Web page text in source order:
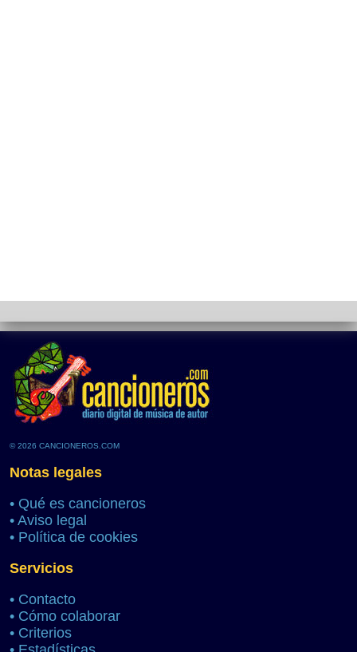
© 2026 CANCIONEROS.COM
Notas legales
• Qué es cancioneros
• Aviso legal
• Política de cookies
Servicios
• Contacto
• Cómo colaborar
• Criterios